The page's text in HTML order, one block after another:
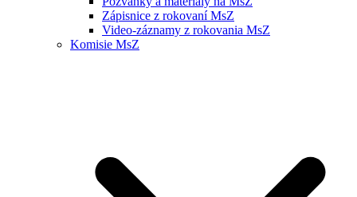
Zápisnice z rokovaní MsZ
Video-záznamy z rokovania MsZ
Komisie MsZ